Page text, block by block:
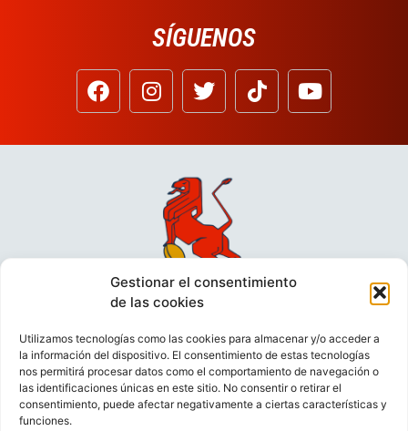
Gestionar el consentimiento
de las cookies
Utilizamos tecnologías como las cookies para almacenar y/o acceder a
la información del dispositivo. El consentimiento de estas tecnologías
nos permitirá procesar datos como el comportamiento de navegación o
las identificaciones únicas en este sitio. No consentir o retirar el
consentimiento, puede afectar negativamente a ciertas características y
funciones.
SÍGUENOS